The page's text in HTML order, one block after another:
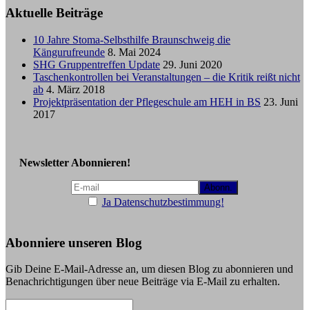
Aktuelle Beiträge
10 Jahre Stoma-Selbsthilfe Braunschweig die
Kängurufreunde 8. Mai 2024
SHG Gruppentreffen Update 29. Juni 2020
Taschenkontrollen bei Veranstaltungen – die Kritik reißt nicht
ab 4. März 2018
Projektpräsentation der Pflegeschule am HEH in BS 23. Juni
2017
Newsletter Abonnieren!
Ja Datenschutzbestimmung!
Abonniere unseren Blog
Gib Deine E-Mail-Adresse an, um diesen Blog zu abonnieren und
Benachrichtigungen über neue Beiträge via E-Mail zu erhalten.